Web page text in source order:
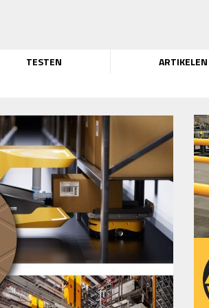
TESTEN ARTIKELEN